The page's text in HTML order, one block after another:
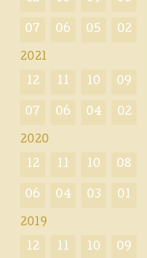
07 06 05 02
2021
12 11 10 09
07 06 04 02
2020
12 11 10 08
06 04 03 01
2019
12 11 10 09